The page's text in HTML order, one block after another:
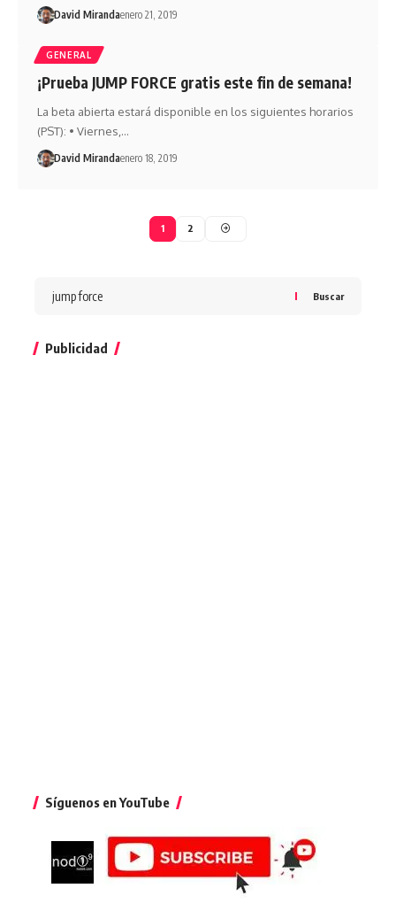
David Mirandaenero 21, 2019
GENERAL
¡Prueba JUMP FORCE gratis este fin de semana!
La beta abierta estará disponible en los siguientes horarios
(PST): • Viernes,…
David Mirandaenero 18, 2019
1 2
Buscar
Publicidad
Síguenos en YouTube